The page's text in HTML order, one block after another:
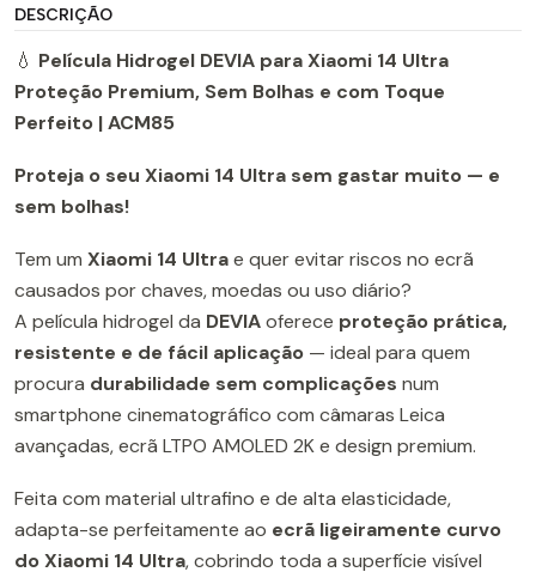
DESCRIÇÃO
💧 Película Hidrogel DEVIA para Xiaomi 14 Ultra
Proteção Premium, Sem Bolhas e com Toque
Perfeito | ACM85
Proteja o seu Xiaomi 14 Ultra sem gastar muito — e
sem bolhas!
Tem um Xiaomi 14 Ultrae quer evitar riscos no ecrã
causados por chaves, moedas ou uso diário?
A película hidrogel da DEVIAoferece proteção prática,
resistente e de fácil aplicação — ideal para quem
procura durabilidade sem complicações num
smartphone cinematográfico com câmaras Leica
avançadas, ecrã LTPO AMOLED 2K e design premium.
Feita com material ultrafino e de alta elasticidade,
adapta-se perfeitamente ao ecrã ligeiramente curvo
do Xiaomi 14 Ultra, cobrindo toda a superfície visível